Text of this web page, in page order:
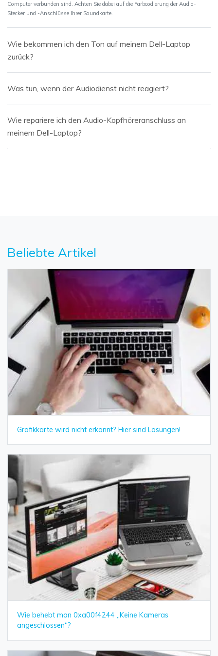
Computer verbunden sind. Achten Sie dabei auf die Farbcodierung der Audio-
Stecker und -Anschlüsse Ihrer Soundkarte.
Wie bekommen ich den Ton auf meinem Dell-Laptop
zurück?
Was tun, wenn der Audiodienst nicht reagiert?
Wie repariere ich den Audio-Kopfhöreranschluss an
meinem Dell-Laptop?
Beliebte Artikel
Grafikkarte wird nicht erkannt? Hier sind Lösungen!
Wie behebt man 0xa00f4244 „Keine Kameras
angeschlossen“?